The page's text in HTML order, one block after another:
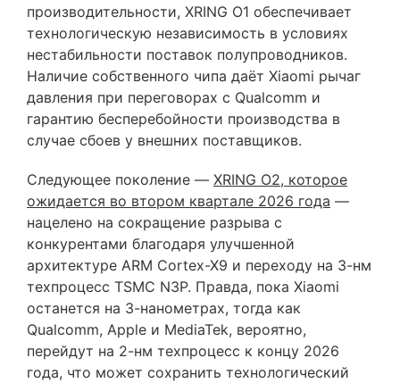
производительности, XRING O1 обеспечивает
технологическую независимость в условиях
нестабильности поставок полупроводников.
Наличие собственного чипа даёт Xiaomi рычаг
давления при переговорах с Qualcomm и
гарантию бесперебойности производства в
случае сбоев у внешних поставщиков.
Следующее поколение — XRING O2, которое
ожидается во втором квартале 2026 года —
нацелено на сокращение разрыва с
конкурентами благодаря улучшенной
архитектуре ARM Cortex-X9 и переходу на 3-нм
техпроцесс TSMC N3P. Правда, пока Xiaomi
останется на 3-нанометрах, тогда как
Qualcomm, Apple и MediaTek, вероятно,
перейдут на 2-нм техпроцесс к концу 2026
года, что может сохранить технологический